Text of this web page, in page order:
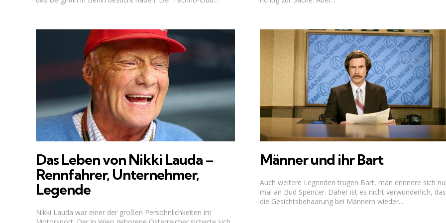
Das Leben von Nikki Lauda –
Rennfahrer, Unternehmer,
Legende
Nikki Lauda war einer der großen Persöhnlichkeiten im
Männer und ihr Bart
Auch weitere Legenden trugen Bart, man erinnere sich
mal an Bud Spencer. Daher ist es nicht verwunderlich,
die Gesichtsbehaarung bei Männern wieder...